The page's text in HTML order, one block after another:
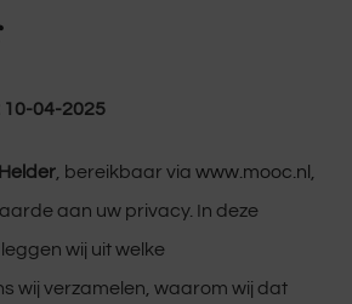
10-04-2025
, bereikbaar via www.mooc.nl
aan uw privacy. In deze
wij uit welke
wij verzamelen, waarom wij dat